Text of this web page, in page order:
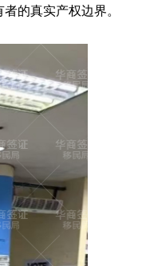
的真实产权边界。